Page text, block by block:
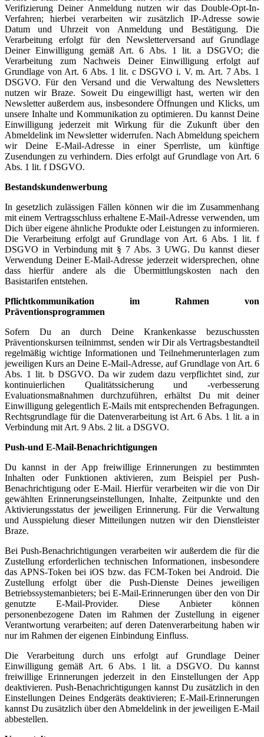
Verifizierung Deiner Anmeldung nutzen wir das Double-Opt-In-
Verfahren; hierbei verarbeiten wir zusätzlich IP-Adresse sowie
Datum und Uhrzeit von Anmeldung und Bestätigung. Die
Verarbeitung erfolgt für den Newsletterversand auf Grundlage
Deiner Einwilligung gemäß Art. 6 Abs. 1 lit. a DSGVO; die
Verarbeitung zum Nachweis Deiner Einwilligung erfolgt auf
Grundlage von Art. 6 Abs. 1 lit. c DSGVO i. V. m. Art. 7 Abs. 1
DSGVO. Für den Versand und die Verwaltung des Newsletters
nutzen wir Braze. Soweit Du eingewilligt hast, werten wir den
Newsletter außerdem aus, insbesondere Öffnungen und Klicks, um
unsere Inhalte und Kommunikation zu optimieren. Du kannst Deine
Einwilligung jederzeit mit Wirkung für die Zukunft über den
Abmeldelink im Newsletter widerrufen. Nach Abmeldung speichern
wir Deine E-Mail-Adresse in einer Sperrliste, um künftige
Zusendungen zu verhindern. Dies erfolgt auf Grundlage von Art. 6
Abs. 1 lit. f DSGVO.
Bestandskundenwerbung
In gesetzlich zulässigen Fällen können wir die im Zusammenhang
mit einem Vertragsschluss erhaltene E-Mail-Adresse verwenden, um
Dich über eigene ähnliche Produkte oder Leistungen zu informieren.
Die Verarbeitung erfolgt auf Grundlage von Art. 6 Abs. 1 lit. f
DSGVO in Verbindung mit § 7 Abs. 3 UWG. Du kannst dieser
Verwendung Deiner E-Mail-Adresse jederzeit widersprechen, ohne
dass hierfür andere als die Übermittlungskosten nach den
Basistarifen entstehen.
Pflichtkommunikation im Rahmen von
Präventionsprogrammen
Sofern Du an durch Deine Krankenkasse bezuschussten
Präventionskursen teilnimmst, senden wir Dir als Vertragsbestandteil
regelmäßig wichtige Informationen und Teilnehmerunterlagen zum
jeweiligen Kurs an Deine E-Mail-Adresse, auf Grundlage von Art. 6
Abs. 1 lit. b DSGVO. Da wir zudem dazu verpflichtet sind, zur
kontinuierlichen Qualitätssicherung und -verbesserung
Evaluationsmaßnahmen durchzuführen, erhältst Du mit deiner
Einwilligung gelegentlich E-Mails mit entsprechenden Befragungen.
Rechtsgrundlage für die Datenverarbeitung ist Art. 6 Abs. 1 lit. a in
Verbindung mit Art. 9 Abs. 2 lit. a DSGVO.
Push-und E-Mail-Benachrichtigungen
Du kannst in der App freiwillige Erinnerungen zu bestimmten
Inhalten oder Funktionen aktivieren, zum Beispiel per Push-
Benachrichtigung oder E-Mail. Hierfür verarbeiten wir die von Dir
gewählten Erinnerungseinstellungen, Inhalte, Zeitpunkte und den
Aktivierungsstatus der jeweiligen Erinnerung. Für die Verwaltung
und Ausspielung dieser Mitteilungen nutzen wir den Dienstleister
Braze.
Bei Push-Benachrichtigungen verarbeiten wir außerdem die für die
Zustellung erforderlichen technischen Informationen, insbesondere
das APNS-Token bei iOS bzw. das FCM-Token bei Android. Die
Zustellung erfolgt über die Push-Dienste Deines jeweiligen
Betriebssystemanbieters; bei E-Mail-Erinnerungen über den von Dir
genutzte E-Mail-Provider. Diese Anbieter können
personenbezogene Daten im Rahmen der Zustellung in eigener
Verantwortung verarbeiten; auf deren Datenverarbeitung haben wir
nur im Rahmen der eigenen Einbindung Einfluss.
Die Verarbeitung durch uns erfolgt auf Grundlage Deiner
Einwilligung gemäß Art. 6 Abs. 1 lit. a DSGVO. Du kannst
freiwillige Erinnerungen jederzeit in den Einstellungen der App
deaktivieren. Push-Benachrichtigungen kannst Du zusätzlich in den
Einstellungen Deines Endgeräts deaktivieren; E-Mail-Erinnerungen
kannst Du zusätzlich über den Abmeldelink in der jeweiligen E-Mail
abbestellen.